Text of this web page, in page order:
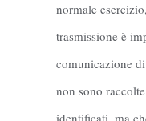
normale
trasmissione è
comunicazione
non sono
identificati, ma